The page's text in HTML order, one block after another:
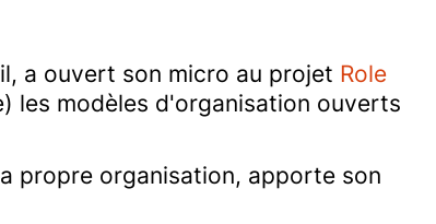
a ouvert son micro au projet Role
les modèles d'organisation ouverts
propre organisation, apporte son